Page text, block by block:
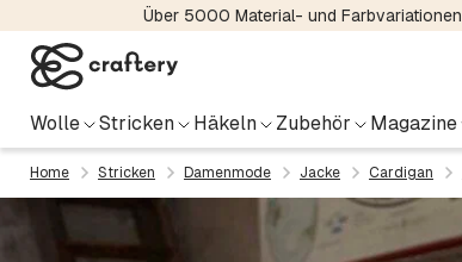
Über 5000 Material- und Farbvariationen
Wolle Stricken Häkeln Zubehör Magazine
Home Stricken Damenmode Jacke Cardigan